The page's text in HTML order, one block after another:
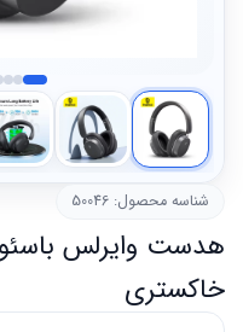
شناسه محصول: 50046
خاکستری